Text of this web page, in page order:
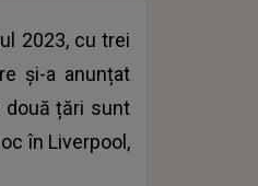
2023, cu trei
și-a anunțat
două țări sunt
în Liverpool,